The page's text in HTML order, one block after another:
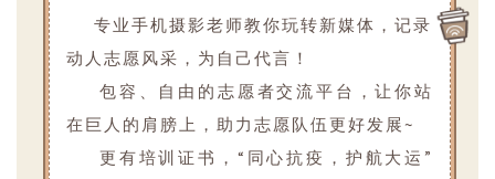
专业手机摄影老师教你玩转新媒体，记录
动人志愿风采，为自己代言！
包容、自由的志愿者交流平台，让你站
在巨人的肩膀上，助力志愿队伍更好发展~
更有培训证书，“同心抗疫，护航大运”